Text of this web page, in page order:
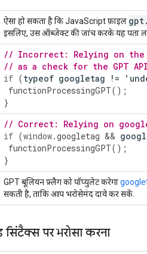
ऐसा हो सकता है कि JavaScript फ़ाइल gpt.
इसलिए, उस ऑब्जेक्ट की जांच करके यह पता
// Incorrect: Relying on the
// as a check for the GPT
if (typeof googletag != '
functionProcessingGPT();
}
// Correct: Relying on
if (window.googletag &&
functionProcessingGPT();
}
GPT बूलियन फ़्लैग को पॉप्युलेट करेगा
सकती है, ताकि आप भरोसेमंद दावे कर सकें.
सिंटैक्स पर भरोसा करना